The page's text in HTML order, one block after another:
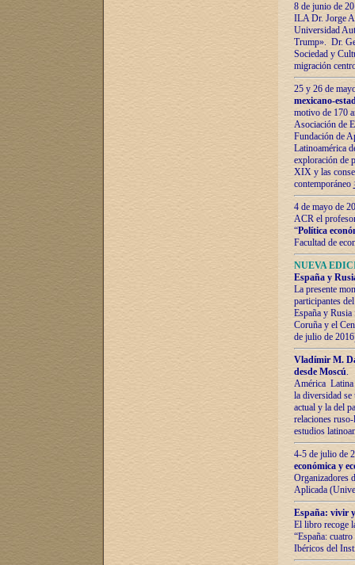
8 de junio de
ILA Dr. Jorge
Universidad
Trump». Dr.
Sociedad y
migración
25 y 26 de
mexicano-
motivo de 170
Asociación de
Fundación de
Latinoamérica
exploración de
XIX y las
contemporáneo
4 de mayo de
ACR el
“Política
Facultad de
NUEVA
España y
La presente
participantes
España y
Coruña y el
de julio de
Vladímir М.
desde Moscú.
América Latina
la diversidad
actual у lа del
relaciones
estudios
4-5 de julio de
económica y
Organizadores
Aplicada
España: vivir
El libro recoge
“España:
Ibéricos del